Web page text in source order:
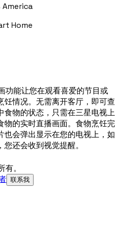
Home
功能让您在观看喜爱的节目或
饪情况。无需离开客厅，即可查
食物的状态，只需在三星电视上
物的实时直播画面。食物烹饪完
也会弹出显示在您的电视上，如
还会收到视觉提醒。
。
联系我